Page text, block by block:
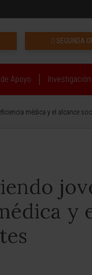
SEGUNDA
Apoyo
médica y el alcance
y